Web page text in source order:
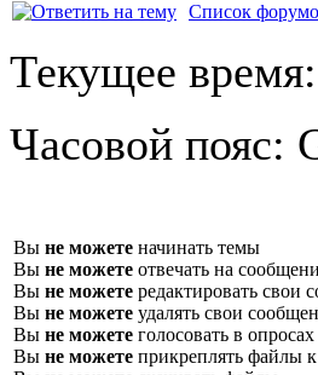
Список
Текущее время:
Часовой пояс:
Вы не можете начинать темы
Вы не можете отвечать на
Вы не можете редактировать свои
Вы не можете удалять свои
Вы не можете голосовать в опросах
Вы не можете прикреплять файлы